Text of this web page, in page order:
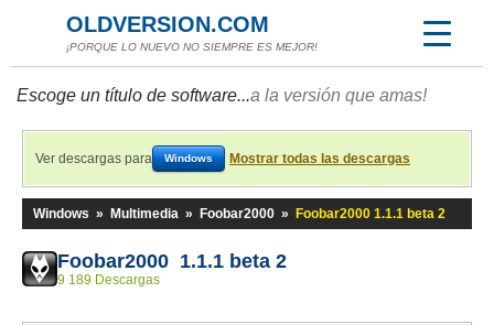
OLDVERSION.COM
¡PORQUE LO NUEVO NO SIEMPRE ES MEJOR!
Escoge un título de software...a la versión que amas!
Ver descargas para Windows Mostrar todas las descargas
Windows » Multimedia » Foobar2000 » Foobar2000 1.1.1 beta 2
Foobar2000 1.1.1 beta 2
9 189 Descargas